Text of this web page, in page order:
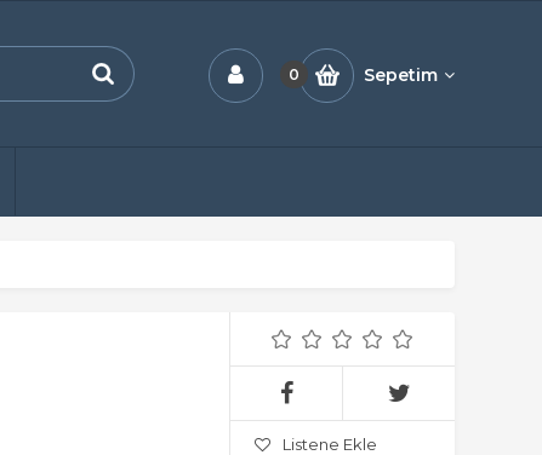
0 Sepetim
Listene Ekle